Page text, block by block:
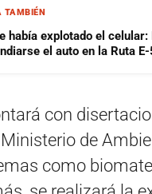
TAMBIÉN
había explotado el
el auto en la Ruta
con
de
como